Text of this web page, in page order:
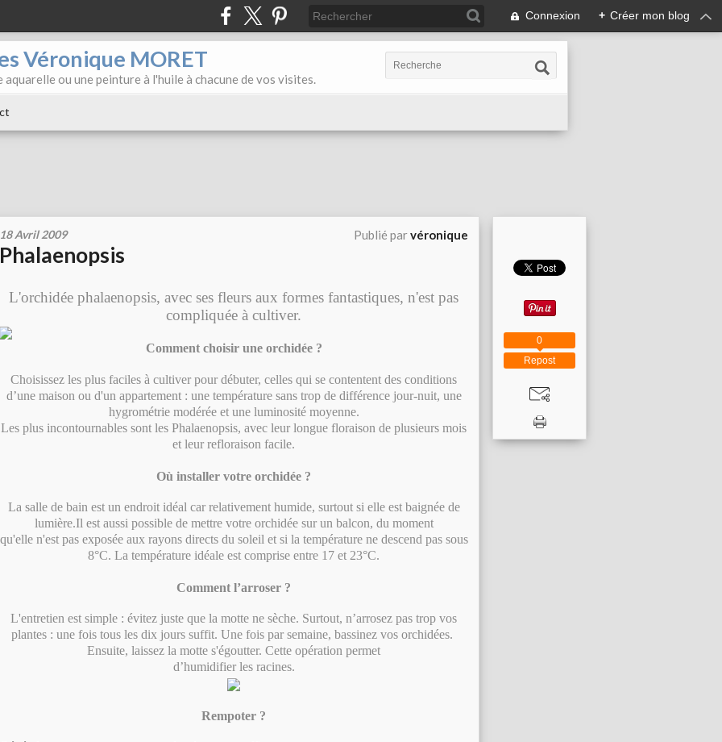
Connexion + Créer mon blog
Véronique MORET
ou une peinture à l'huile à chacune de vos visites.
18 Avril 2009 Publié parvéronique
Phalaenopsis
L'orchidée phalaenopsis, avec ses fleurs aux formes fantastiques, n'est pas
compliquée à cultiver.
Comment choisir une orchidée ?
Choisissez les plus faciles à cultiver pour débuter, celles qui se contentent des conditions
d’une maison ou d'un appartement : une température sans trop de différence jour-nuit, une
hygrométrie modérée et une luminosité moyenne.
Les plus incontournables sont les Phalaenopsis, avec leur longue floraison de plusieurs mois
et leur refloraison facile.
Où installer votre orchidée ?
La salle de bain est un endroit idéal car relativement humide, surtout si elle est baignée de
lumière.Il est aussi possible de mettre votre orchidée sur un balcon, du moment
qu'elle n'est pas exposée aux rayons directs du soleil et si la température ne descend pas sous
8°C. La température idéale est comprise entre 17 et 23°C.
Comment l’arroser ?
L'entretien est simple : évitez juste que la motte ne sèche. Surtout, n’arrosez pas trop vos
plantes : une fois tous les dix jours suffit. Une fois par semaine, bassinez vos orchidées.
Ensuite, laissez la motte s'égoutter. Cette opération permet
d’humidifier les racines.
Rempoter ?
Repost
0